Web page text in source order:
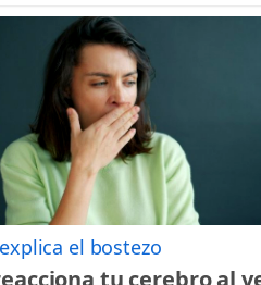
el bostezo
tu cerebro al